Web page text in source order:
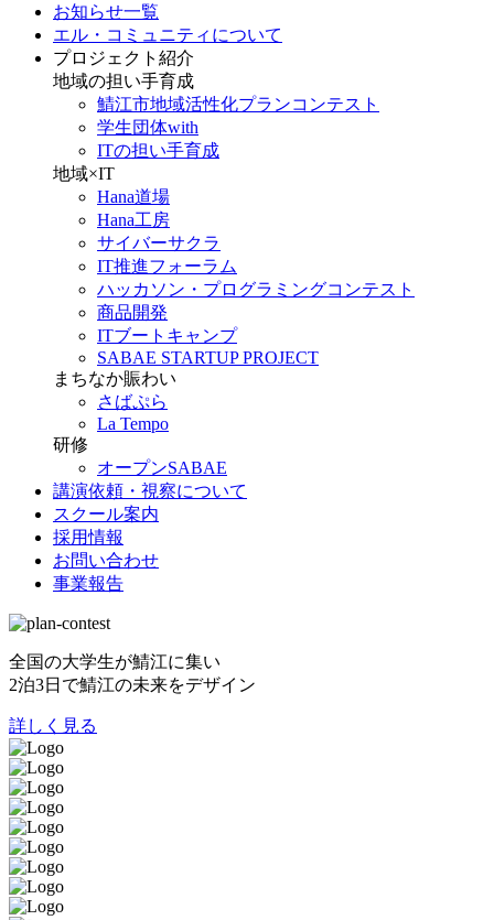
お知らせ一覧
エル・コミュニティについて
プロジェクト紹介
地域の担い手育成
鯖江市地域活性化プランコンテスト
学生団体with
ITの担い手育成
地域×IT
Hana道場
Hana工房
サイバーサクラ
IT推進フォーラム
ハッカソン・プログラミングコンテスト
商品開発
ITブートキャンプ
SABAE STARTUP PROJECT
まちなか賑わい
さばぷら
La Tempo
研修
オープンSABAE
講演依頼・視察について
スクール案内
採用情報
お問い合わせ
事業報告
全国の大学生が鯖江に集い
2泊3日で鯖江の未来をデザイン
詳しく見る